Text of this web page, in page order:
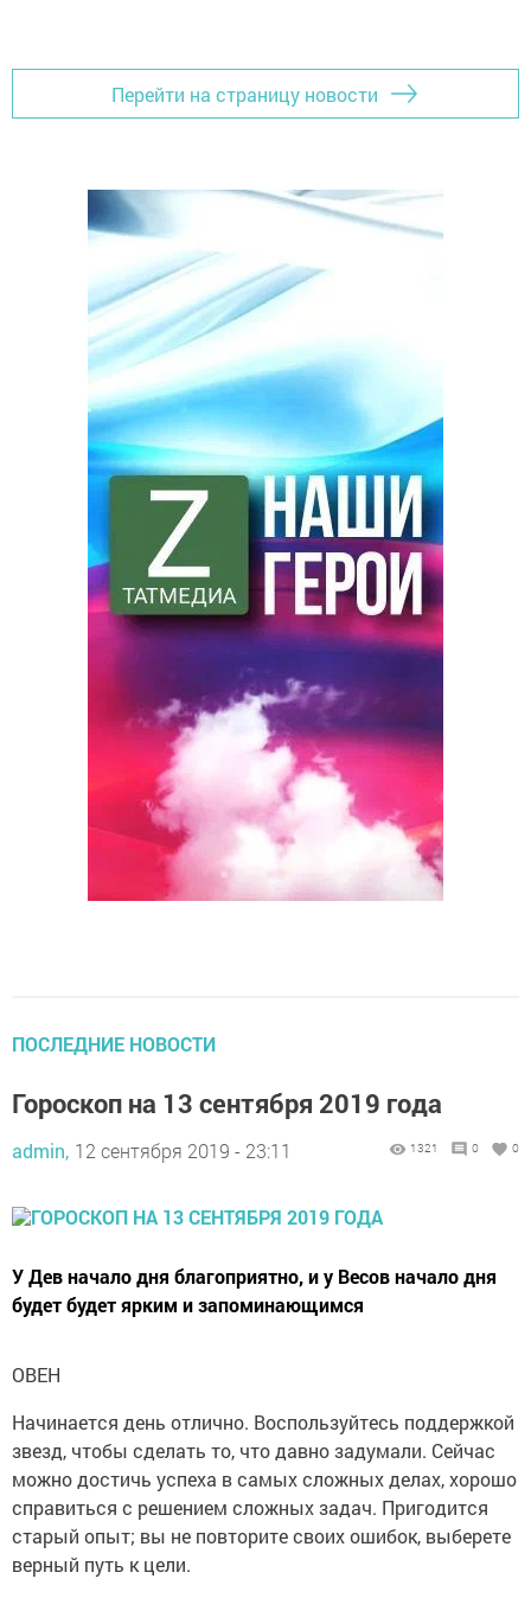
Перейти на страницу новости
ПОСЛЕДНИЕ НОВОСТИ
Гороскоп на 13 сентября 2019 года
admin, 12 сентября 2019 - 23:11 1321 0 0
У Дев начало дня благоприятно, и у Весов начало дня
будет будет ярким и запоминающимся
ОВЕН
Начинается день отлично. Воспользуйтесь поддержкой
звезд, чтобы сделать то, что давно задумали. Сейчас
можно достичь успеха в самых сложных делах, хорошо
справиться с решением сложных задач. Пригодится
старый опыт; вы не повторите своих ошибок, выберете
верный путь к цели.